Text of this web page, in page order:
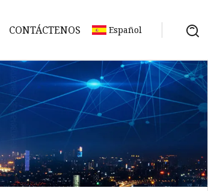
CONTÁCTENOS Español